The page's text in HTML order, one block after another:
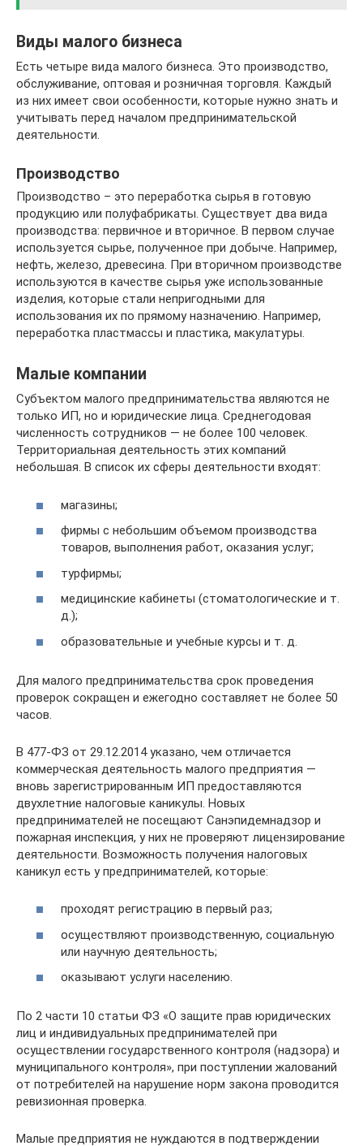
Виды малого бизнеса
Есть четыре вида малого бизнеса. Это производство,
обслуживание, оптовая и розничная торговля. Каждый
из них имеет свои особенности, которые нужно знать и
учитывать перед началом предпринимательской
деятельности.
Производство
Производство – это переработка сырья в готовую
продукцию или полуфабрикаты. Существует два вида
производства: первичное и вторичное. В первом случае
используется сырье, полученное при добыче. Например,
нефть, железо, древесина. При вторичном производстве
используются в качестве сырья уже использованные
изделия, которые стали непригодными для
использования их по прямому назначению. Например,
переработка пластмассы и пластика, макулатуры.
Малые компании
Субъектом малого предпринимательства являются не
только ИП, но и юридические лица. Среднегодовая
численность сотрудников — не более 100 человек.
Территориальная деятельность этих компаний
небольшая. В список их сферы деятельности входят:
магазины;
фирмы с небольшим объемом производства
товаров, выполнения работ, оказания услуг;
турфирмы;
медицинские кабинеты (стоматологические и т.
д.);
образовательные и учебные курсы и т. д.
Для малого предпринимательства срок проведения
проверок сокращен и ежегодно составляет не более 50
часов.
В 477-ФЗ от 29.12.2014 указано, чем отличается
коммерческая деятельность малого предприятия —
вновь зарегистрированным ИП предоставляются
двухлетние налоговые каникулы. Новых
предпринимателей не посещают Санэпидемнадзор и
пожарная инспекция, у них не проверяют лицензирование
деятельности. Возможность получения налоговых
каникул есть у предпринимателей, которые:
проходят регистрацию в первый раз;
осуществляют производственную, социальную
или научную деятельность;
оказывают услуги населению.
По 2 части 10 статьи ФЗ «О защите прав юридических
лиц и индивидуальных предпринимателей при
осуществлении государственного контроля (надзора) и
муниципального контроля», при поступлении жалований
от потребителей на нарушение норм закона проводится
ревизионная проверка.
Малые предприятия не нуждаются в подтверждении